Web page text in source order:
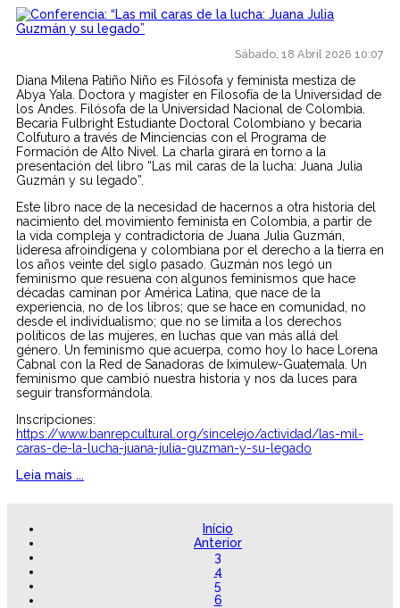
Sábado, 18 Abril 2026 10:07
Diana Milena Patiño Niño es Filósofa y feminista mestiza de
Abya Yala. Doctora y magíster en Filosofía de la Universidad de
los Andes. Filósofa de la Universidad Nacional de Colombia.
Becaria Fulbright Estudiante Doctoral Colombiano y becaria
Colfuturo a través de Minciencias con el Programa de
Formación de Alto Nivel. La charla girará en torno a la
presentación del libro “Las mil caras de la lucha: Juana Julia
Guzmán y su legado”.
Este libro nace de la necesidad de hacernos a otra historia del
nacimiento del movimiento feminista en Colombia, a partir de
la vida compleja y contradictoria de Juana Julia Guzmán,
lideresa afroindígena y colombiana por el derecho a la tierra en
los años veinte del siglo pasado. Guzmán nos legó un
feminismo que resuena con algunos feminismos que hace
décadas caminan por América Latina, que nace de la
experiencia, no de los libros; que se hace en comunidad, no
desde el individualismo; que no se limita a los derechos
políticos de las mujeres, en luchas que van más allá del
género. Un feminismo que acuerpa, como hoy lo hace Lorena
Cabnal con la Red de Sanadoras de Iximulew-Guatemala. Un
feminismo que cambió nuestra historia y nos da luces para
seguir transformándola.
Inscripciones:
https://www.banrepcultural.org/sincelejo/actividad/las-mil-
caras-de-la-lucha-juana-julia-guzman-y-su-legado
Leia mais ...
Início
Anterior
3
4
5
6